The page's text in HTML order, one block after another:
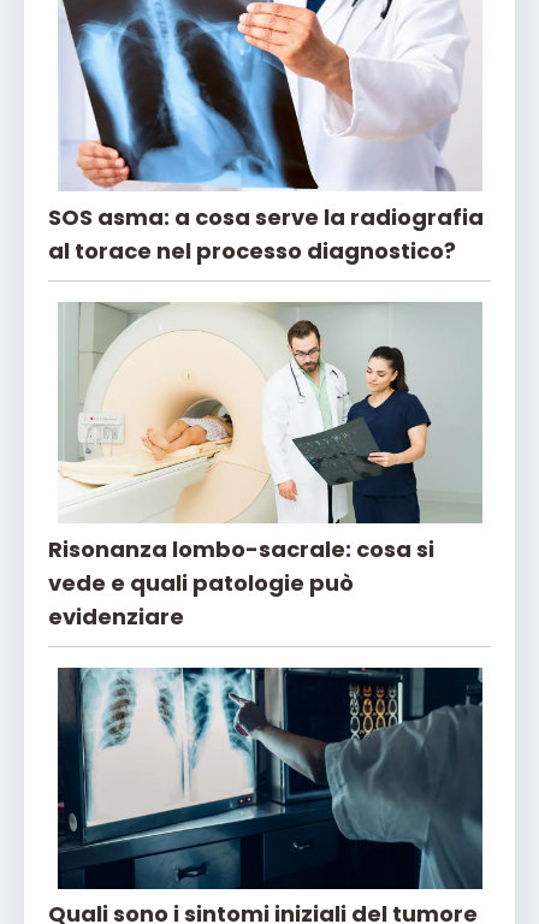
SOS asma: a cosa serve la radiografia
al torace nel processo diagnostico?
Risonanza lombo-sacrale: cosa si
vede e quali patologie può
evidenziare
Quali sono i sintomi iniziali del tumore